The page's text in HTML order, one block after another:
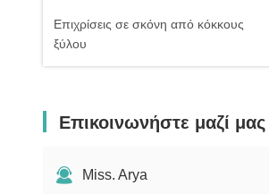
Επιχρίσεις σε σκόνη από κόκκους
ξύλου
Επικοινωνήστε μαζί μας
Miss. Arya